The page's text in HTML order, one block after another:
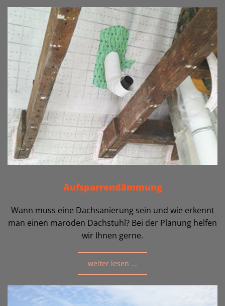
Aufsparrendämmung
Wann muss eine Dachsanierung sein und wie erkennt
man einen maroden Dachstuhl? Bei der Planung helfen
wir Ihnen gerne.
weiter lesen ...